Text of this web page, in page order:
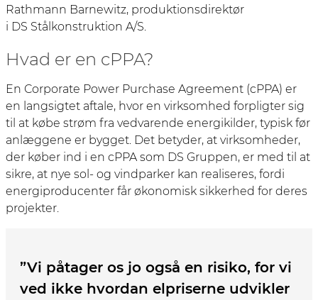
Rathmann Barnewitz, produktionsdirektør
i DS Stålkonstruktion A/S.
Hvad er en cPPA?
En Corporate Power Purchase Agreement (cPPA) er
en langsigtet aftale, hvor en virksomhed forpligter sig
til at købe strøm fra vedvarende energikilder, typisk før
anlæggene er bygget. Det betyder, at virksomheder,
der køber ind i en cPPA som DS Gruppen, er med til at
sikre, at nye sol- og vindparker kan realiseres, fordi
energiproducenter får økonomisk sikkerhed for deres
projekter.
”Vi påtager os jo også en risiko, for vi
ved ikke hvordan elpriserne udvikler